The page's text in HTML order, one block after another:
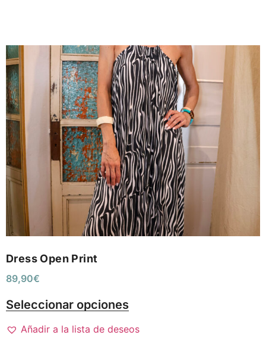
Dress Open Print
89,90€
Seleccionar opciones
Añadir a la lista de deseos